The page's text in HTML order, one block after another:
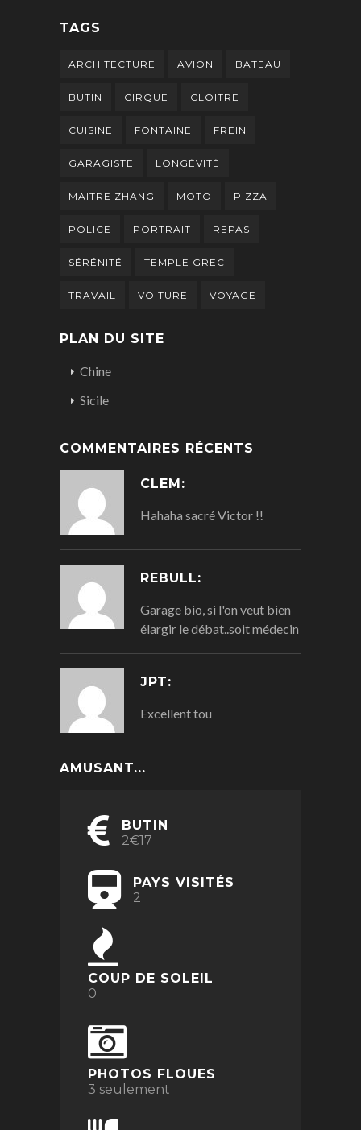
TAGS
ARCHITECTURE AVION BATEAU
BUTIN CIRQUE CLOITRE
CUISINE FONTAINE FREIN
GARAGISTE LONGÉVITÉ
MAITRE ZHANG MOTO PIZZA
POLICE PORTRAIT REPAS
SÉRÉNITÉ TEMPLE GREC
TRAVAIL VOITURE VOYAGE
PLAN DU SITE
Chine
Sicile
COMMENTAIRES RÉCENTS
CLEM:
Hahaha sacré Victor !!
REBULL:
Garage bio, si l'on veut bien
élargir le débat..soit médecin
JPT:
Excellent tou
AMUSANT...
BUTIN
2€17
PAYS VISITÉS
2
COUP DE SOLEIL
0
PHOTOS FLOUES
3 seulement